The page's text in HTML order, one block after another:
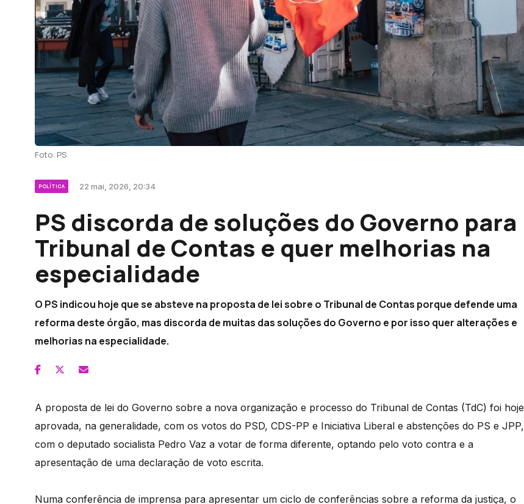
Foto: PS
POLÍTICA 22 mai, 2026, 20:34
PS discorda de soluções do Governo para
Tribunal de Contas e quer melhorias na
especialidade
O PS indicou hoje que se absteve na proposta de lei sobre o Tribunal de Contas porque defende uma
reforma deste órgão, mas discorda de muitas das soluções do Governo e por isso quer alterações e
melhorias na especialidade.
A proposta de lei do Governo sobre a nova organização e processo do Tribunal de Contas (TdC) foi hoje
aprovada, na generalidade, com os votos do PSD, CDS-PP e Iniciativa Liberal e abstenções do PS e JPP,
com o deputado socialista Pedro Vaz a votar de forma diferente, optando pelo voto contra e a
apresentação de uma declaração de voto escrita.
Numa conferência de imprensa para apresentar um ciclo de conferências sobre a reforma da justiça, o